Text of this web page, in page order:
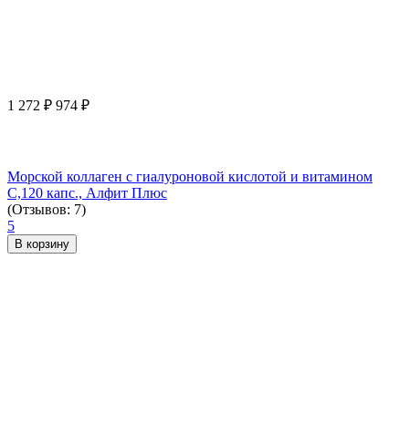
1 272 ₽ 974 ₽
Морской коллаген с гиалуроновой кислотой и витамином
С,120 капс., Алфит Плюс
(Отзывов: 7)
5
В корзину